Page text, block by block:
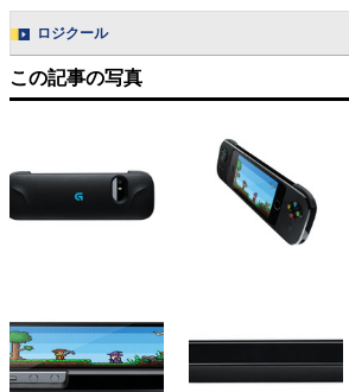
ロジクール
この記事の写真